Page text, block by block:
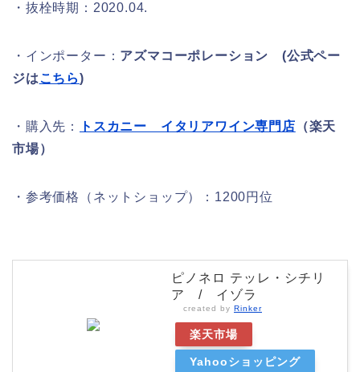
・抜栓時期：2020.04.
・インポーター： アズマコーポレーション (公式ペー
ジは こちら)
・購入先： トスカニー イタリアワイン専門店 （楽天
市場）
・参考価格（ネットショップ）：1200円位
ピノネロ テッレ・シチリ
ア / イゾラ
created by Rinker
楽天市場
Yahooショッピング